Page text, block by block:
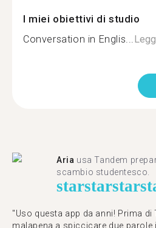
I miei obiettivi di studio
Conversation in Englis...
Aria usa Tandem
scambio studentesco.
starstarstar
"Uso questa app da anni! Prima di
malapena a spiccicare due